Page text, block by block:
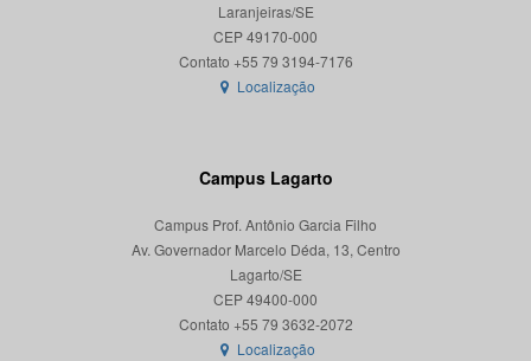
Laranjeiras/SE
CEP 49170-000
Localização
Campus Lagarto
Campus Prof. Antônio Garcia Filho
Av. Governador Marcelo Déda, 13, Centro
Lagarto/SE
CEP 49400-000
Localização